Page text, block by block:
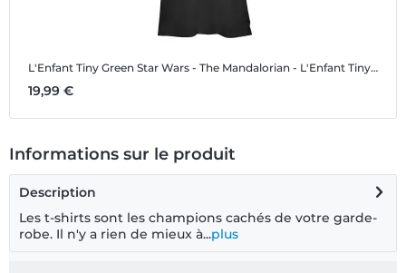
L'Enfant Tiny Green Star Wars - The Mandalorian - L'Enfant Tiny Green - Femme T-shirt
19,99 €
Informations sur le produit
Description
Les t-shirts sont les champions cachés de votre garde-
robe. Il n'y a rien de mieux à...plus